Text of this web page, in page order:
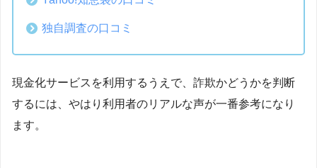
独自調査の口コミ
現金化サービスを利用するうえで、詐欺かどうかを判断
するには、やはり利用者のリアルな声が一番参考になり
ます。